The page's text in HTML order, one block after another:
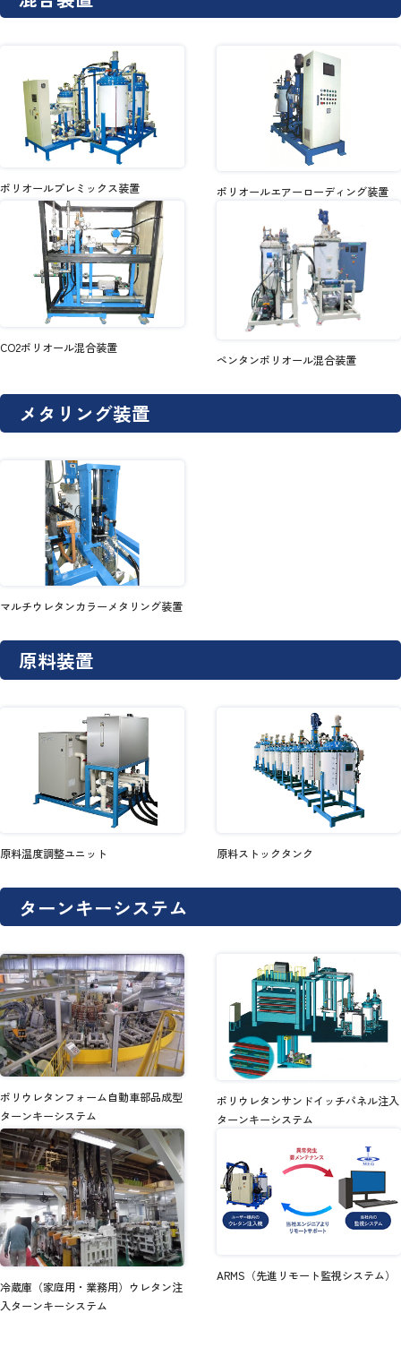
ポリオールプレミックス装置 ポリオールエアーローディング装置
CO2ポリオール混合装置
ペンタンポリオール混合装置
メタリング装置
マルチウレタンカラーメタリング装置
原料装置
原料温度調整ユニット 原料ストックタンク
ターンキーシステム
ポリウレタンフォーム自動車部品成型
ターンキーシステム
ポリウレタンサンドイッチパネル注入
ターンキーシステム
冷蔵庫（家庭用・業務用）ウレタン注
入ターンキーシステム
ARMS（先進リモート監視システム）